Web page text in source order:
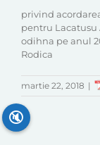
privind
pentru
odihna pe anul
Rodica
martie 22, 2018 |
🔇